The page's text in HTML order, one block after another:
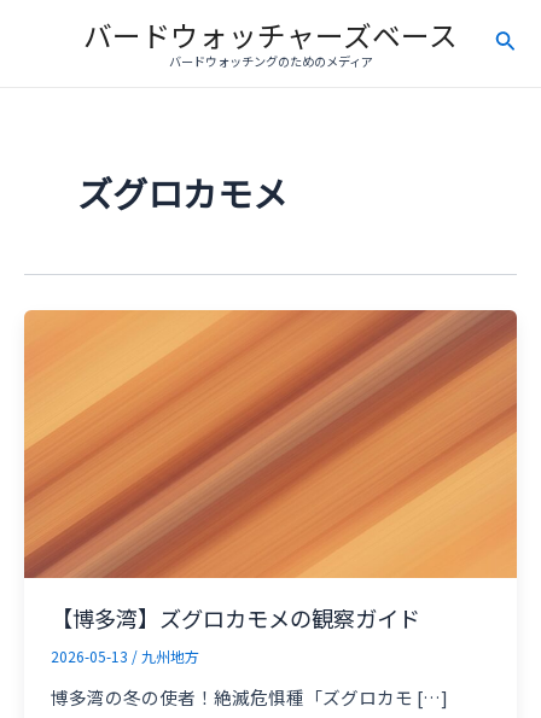
バードウォッチャーズベース
バードウォッチングのためのメディア
検
ズグロカモメ
【博多湾】ズグロカモメの観察ガイド
2026-05-13 /九州地方
博多湾の冬の使者！絶滅危惧種「ズグロカモ […]